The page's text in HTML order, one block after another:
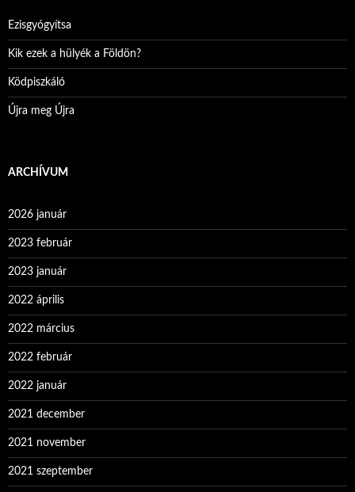
Ezisgyógyítsa
Kik ezek a hülyék a Földön?
Ködpiszkáló
Újra meg Újra
ARCHÍVUM
2026 január
2023 február
2023 január
2022 április
2022 március
2022 február
2022 január
2021 december
2021 november
2021 szeptember